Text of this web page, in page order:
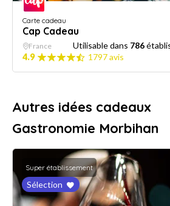
Carte cadeau
Cap Cadeau
France Utilisable dans 786
4.9
1797 avis
Autres idées cadeaux
Gastronomie Morbihan
Super établissement
Sélection